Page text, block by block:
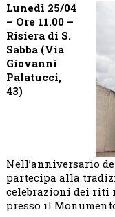
Lunedì 25/04
– Ore 11.00 –
Risiera di S.
Sabba (Via
Giovanni
Palatucci,
43)
Nell’anniversario
partecipa alla
celebrazioni dei riti
presso il